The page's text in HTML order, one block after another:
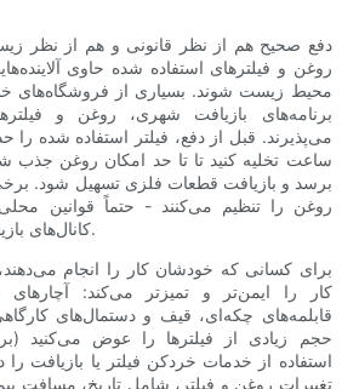
دفع صحیح هم از نظر قانونی و هم از نظر
روغن و فیلترهای استفاده شده حاوی
محیط زیست شوند. بسیاری از فروشگاه‌های
برنامه‌های بازیافت شهری، روغن و
ساعت تخلیه کنید تا تا حد امکان روغن جذب
برسد و بازیافت قطعات فلزی تسهیل شود.
روغن را تنظیم می‌کنند - حتماً قوانین
کانال‌های بازیافت مجاز استفاده کنید.
برای کسانی که خودشان کار را انجام
کار را ایمن‌تر و تمیزتر می‌کند: آچارهای
قابلمه‌های چکه‌ای، قیف و دستمال‌های
حجم زیادی از فیلترها را عوض می‌کنید
استفاده از خدمات خردکن فیلتر یا بازیافت
تغییرات روغن و فیلتر، شامل تاریخ، مسافت